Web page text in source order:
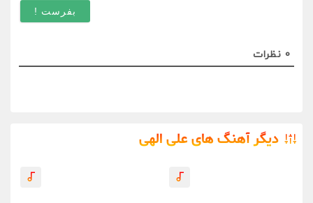
0 نظرات
دیگر آهنگ های علی الهی